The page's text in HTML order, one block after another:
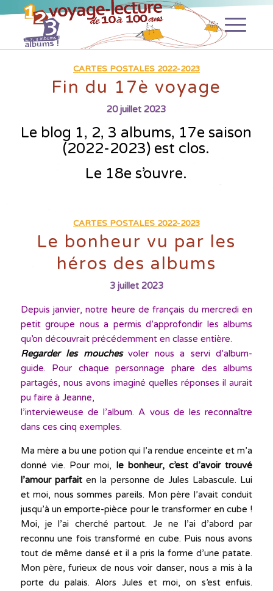
CARTES POSTALES 2022-2023
Fin du 17è voyage
20 juillet 2023
Le blog 1, 2, 3 albums, 17e saison
(2022-2023) est clos.
Le 18e s’ouvre.
CARTES POSTALES 2022-2023
Le bonheur vu par les
héros des albums
3 juillet 2023
Depuis janvier, notre heure de français du mercredi en
petit groupe nous a permis d’approfondir les albums
qu’on découvrait précédemment en classe entière.
Regarder les mouches voler nous a servi d’album-
guide. Pour chaque personnage phare des albums
partagés, nous avons imaginé quelles réponses il aurait
pu faire à Jeanne,
l’intervieweuse de l’album. A vous de les reconnaître
dans ces cinq exemples.
Ma mère a bu une potion qui l’a rendue enceinte et m’a
donné vie. Pour moi, le bonheur, c’est d’avoir trouvé
l’amour parfaiten la personne de Jules Labascule. Lui
et moi, nous sommes pareils. Mon père l’avait conduit
jusqu’à un emporte-pièce pour le transformer en cube !
Moi, je l’ai cherché partout. Je ne l’ai d’abord par
reconnu une fois transformé en cube. Puis nous avons
tout de même dansé et il a pris la forme d’une patate.
Mon père, furieux de nous voir danser, nous a mis à la
porte du palais. Alors Jules et moi, on s’est enfuis.